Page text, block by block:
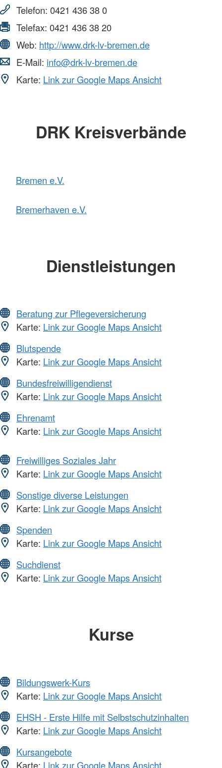
Telefon: 0421 436 38 0
Telefax: 0421 436 38 20
Web: http://www.drk-lv-bremen.de
E-Mail: info@drk-lv-bremen.de
Karte: Link zur Google Maps Ansicht
DRK Kreisverbände
Bremen e.V.
Bremerhaven e.V.
Dienstleistungen
Beratung zur Pflegeversicherung
Karte: Link zur Google Maps Ansicht
Blutspende
Karte: Link zur Google Maps Ansicht
Bundesfreiwilligendienst
Karte: Link zur Google Maps Ansicht
Ehrenamt
Karte: Link zur Google Maps Ansicht
Freiwilliges Soziales Jahr
Karte: Link zur Google Maps Ansicht
Sonstige diverse Leistungen
Karte: Link zur Google Maps Ansicht
Spenden
Karte: Link zur Google Maps Ansicht
Suchdienst
Karte: Link zur Google Maps Ansicht
Kurse
Bildungswerk-Kurs
Karte: Link zur Google Maps Ansicht
EHSH - Erste Hilfe mit Selbstschutzinhalten
Karte: Link zur Google Maps Ansicht
Kursangebote
Karte: Link zur Google Maps Ansicht